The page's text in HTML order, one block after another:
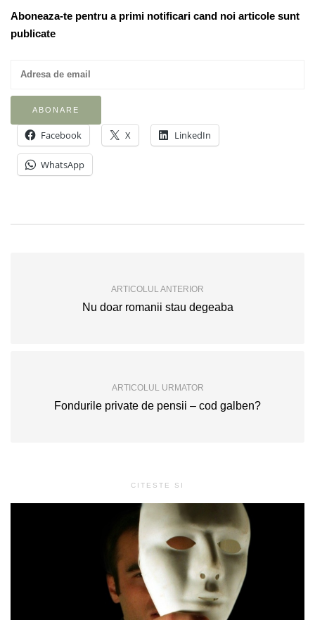
Aboneaza-te pentru a primi notificari cand noi articole sunt
publicate
Facebook X LinkedIn
WhatsApp
ARTICOLUL ANTERIOR
Nu doar romanii stau degeaba
ARTICOLUL URMATOR
Fondurile private de pensii – cod galben?
CITESTE SI